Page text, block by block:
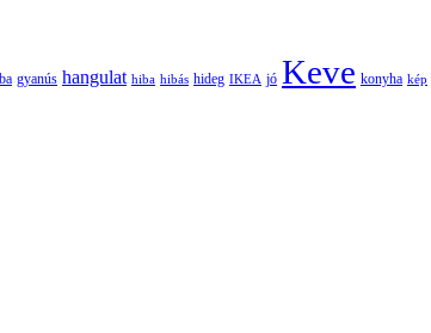
gyanús hangulat hiba hibás hideg IKEA jó Keve konyha kép